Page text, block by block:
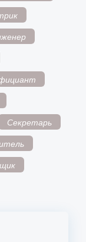
Секретарь